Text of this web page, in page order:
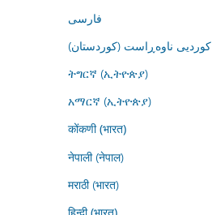
فارسى
کوردیی ناوەڕاست (کوردستان)
ትግርኛ (ኢትዮጵያ)
አማርኛ (ኢትዮጵያ)
कोंकणी (भारत)
नेपाली (नेपाल)
मराठी (भारत)